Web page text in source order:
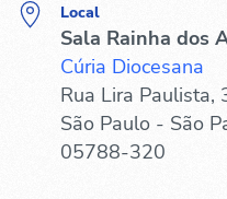
Local
Sala Rainha dos
Cúria Diocesana
Rua Lira Paulista,
São Paulo - São
05788-320